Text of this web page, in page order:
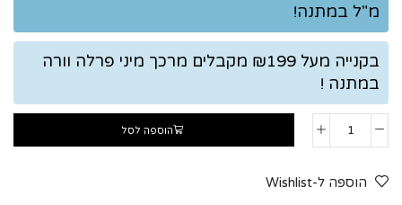
מ"ל במתנה!
בקנייה מעל ₪199 מקבלים מרכך מיני פרלה וורה
במתנה !
הוספה לסל
הוספה ל-Wishlist